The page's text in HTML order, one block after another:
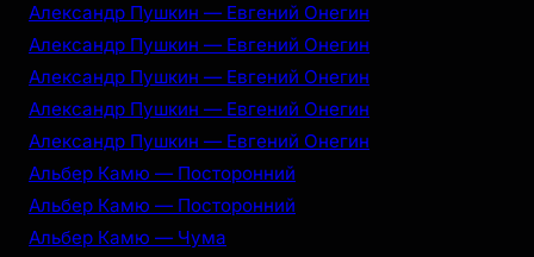
Александр Пушкин — Евгений Онегин
Александр Пушкин — Евгений Онегин
Александр Пушкин — Евгений Онегин
Александр Пушкин — Евгений Онегин
Александр Пушкин — Евгений Онегин
Альбер Камю — Посторонний
Альбер Камю — Посторонний
Альбер Камю — Чума